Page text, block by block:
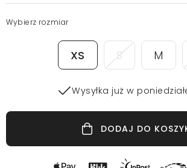
Wybierz rozmiar
XS S M
Wysyłka już w
DODAJ DO